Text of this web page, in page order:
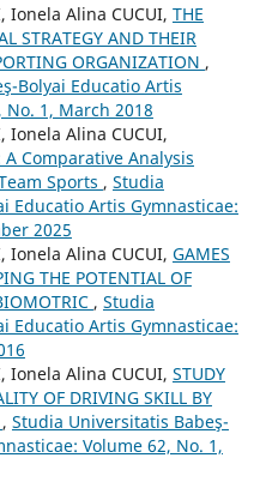
Ionela Alina CUCUI, THE
STRATEGY AND THEIR
ORGANIZATION ,
Bolyai Educatio Artis
No. 1, March 2018
Ionela Alina CUCUI,
Comparative Analysis
Sports , Studia
Educatio Artis Gymnasticae:
2025
Ionela Alina CUCUI, GAMES
THE POTENTIAL OF
, Studia
Educatio Artis Gymnasticae:
Ionela Alina CUCUI, STUDY
OF DRIVING SKILL BY
, Studia Universitatis Babeş-
Volume 62, No. 1,